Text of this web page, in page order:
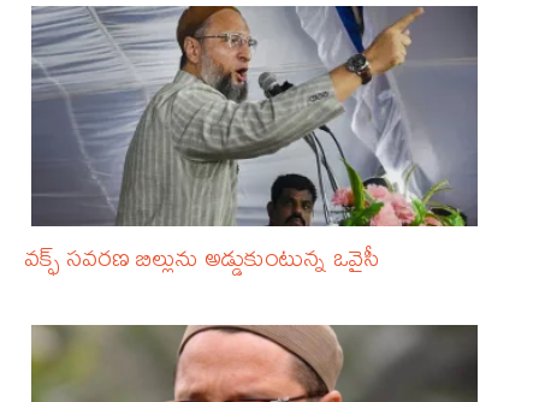
వక్ఫ్‌ సవరణ బిల్లును అడ్డుకుంటున్న ఒవైసీ